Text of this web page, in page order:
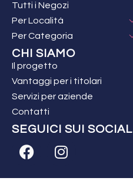
Tutti i Negozi
Per Località
Per Categoria
CHI SIAMO
Il progetto
Vantaggi per i titolari
Servizi per aziende
Contatti
SEGUICI SUI SOCIAL